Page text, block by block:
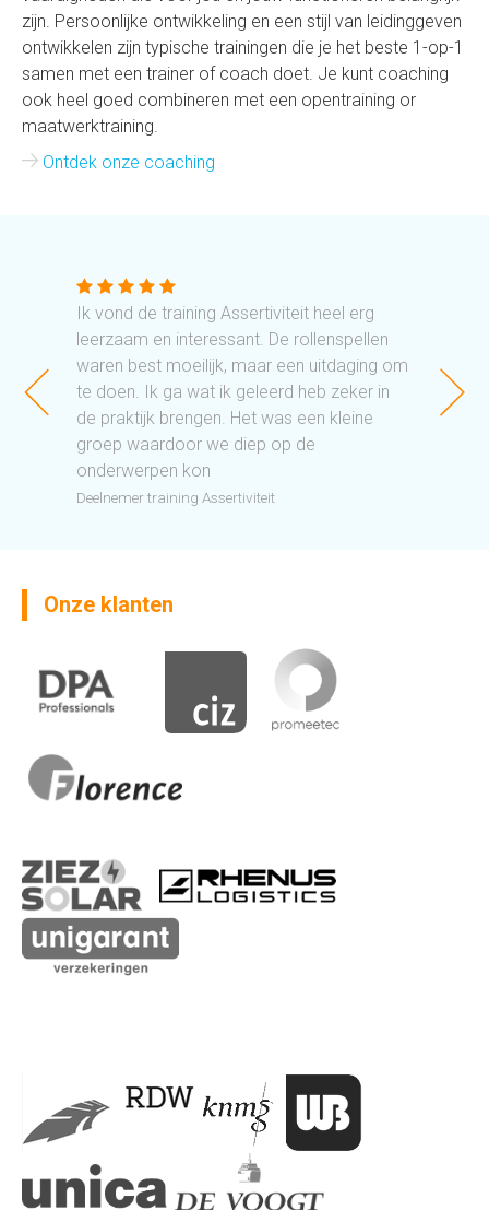
zijn. Persoonlijke ontwikkeling en een stijl van leidinggeven
ontwikkelen zijn typische trainingen die je het beste 1-op-1
samen met een trainer of coach doet. Je kunt coaching
ook heel goed combineren met een opentraining or
maatwerktraining.
Ontdek onze coaching
Ik vond de training Assertiviteit heel erg
leerzaam en interessant. De rollenspellen
waren best moeilijk, maar een uitdaging om
te doen. Ik ga wat ik geleerd heb zeker in
de praktijk brengen. Het was een kleine
groep waardoor we diep op de
onderwerpen kon
Deelnemer training Assertiviteit
Onze klanten